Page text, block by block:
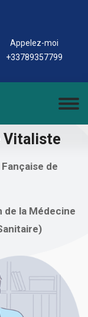
Appelez-moi
+33789357799
Vitaliste
de
de la Médecine